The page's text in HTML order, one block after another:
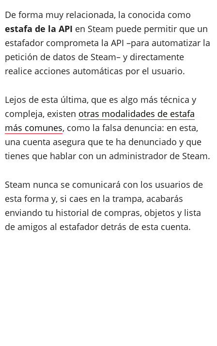
De forma muy relacionada, la conocida como
estafa de la API en Steam puede permitir que un
estafador comprometa la API –para automatizar la
petición de datos de Steam– y directamente
realice acciones automáticas por el usuario.
Lejos de esta última, que es algo más técnica y
compleja, existen otras modalidades de estafa
más comunes, como la falsa denuncia: en esta,
una cuenta asegura que te ha denunciado y que
tienes que hablar con un administrador de Steam.
Steam nunca se comunicará con los usuarios de
esta forma y, si caes en la trampa, acabarás
enviando tu historial de compras, objetos y lista
de amigos al estafador detrás de esta cuenta.